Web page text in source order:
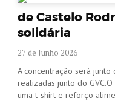
de Castelo
solidária
27 de Junho 2026
A concentração será
realizadas junto do
uma t-shirt e reforço